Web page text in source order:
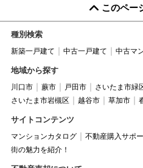
このペー
種別検索
新築一戸建て 中古一戸建て 中古マ
地域から探す
川口市 蕨市 戸田市 さいたま市緑
さいたま市岩槻区
越谷市 草加市
サイトコンテンツ
マンションカタログ 不動産購入サポ
街の魅力を紹介！